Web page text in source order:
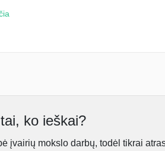
ko ieškai?
įvairių mokslo darbų, todėl tikrai